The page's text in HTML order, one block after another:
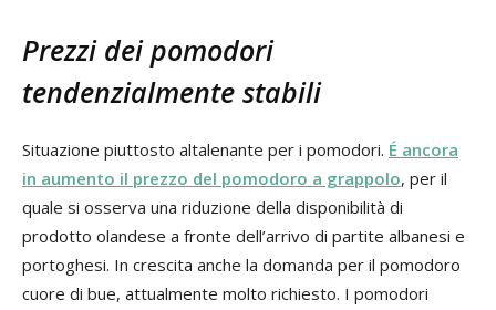
Prezzi dei pomodori
tendenzialmente stabili
Situazione piuttosto altalenante per i pomodori. É ancora
in aumento il prezzo del pomodoro a grappolo, per il
quale si osserva una riduzione della disponibilità di
prodotto olandese a fronte dell’arrivo di partite albanesi e
portoghesi. In crescita anche la domanda per il pomodoro
cuore di bue, attualmente molto richiesto. I pomodori